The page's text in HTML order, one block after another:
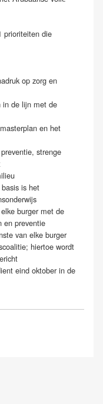
prioriteiten die
op zorg en
in de lijn met de
en het
strenge
is het
burger met de
en preventie
van elke burger
hiertoe wordt
eind oktober in de